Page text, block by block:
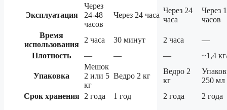
Эксплуатация
Через
24-48
часов
Через 24 часа
Через 24
часа
Через
часов
Время
использования
2 часа 30 минут 2 часа
—
Плотность
— — — ~1,4
Упаковка
Мешок
2 или 5
кг
Ведро 2 кг
Ведро 2
кг
250 мл
Срок хранения
2 года 1 год 2 года 2 года